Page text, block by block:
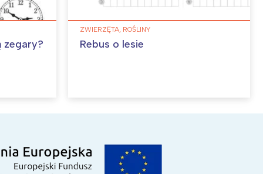
zegary?
ZWIERZĘTA, ROŚLINY
Rebus o lesie